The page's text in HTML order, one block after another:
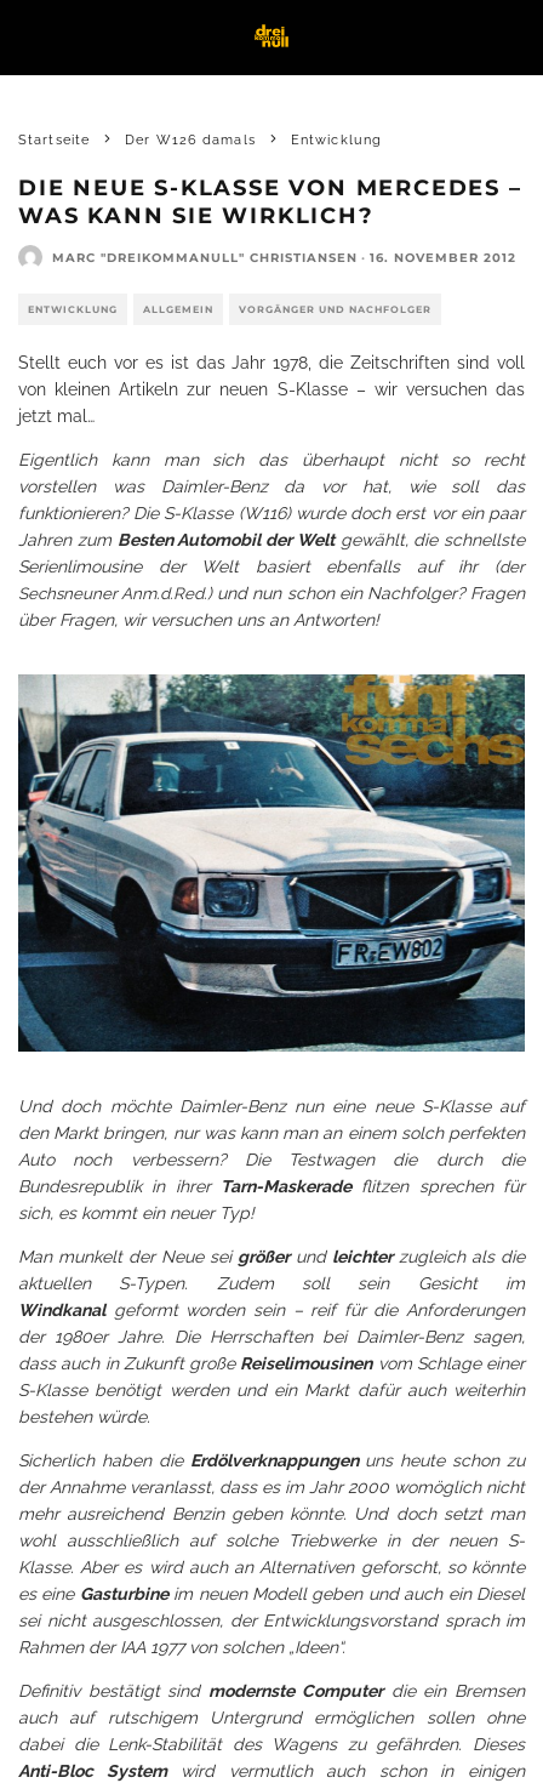
Startseite Der W126 damals Entwicklung
DIE NEUE S-KLASSE VON MERCEDES –
WAS KANN SIE WIRKLICH?
MARC "DREIKOMMANULL" CHRISTIANSEN · 16. NOVEMBER 2012
ENTWICKLUNG ALLGEMEIN VORGÄNGER UND NACHFOLGER
Stellt euch vor es ist das Jahr 1978, die Zeitschriften sind voll
von kleinen Artikeln zur neuen S-Klasse – wir versuchen das
jetzt mal…
Eigentlich kann man sich das überhaupt nicht so recht
vorstellen was Daimler-Benz da vor hat, wie soll das
funktionieren? Die S-Klasse (W116) wurde doch erst vor ein paar
Jahren zum Besten Automobil der Weltgewählt, die schnellste
Serienlimousine der Welt basiert ebenfalls auf ihr (der
Sechsneuner Anm.d.Red.) und nun schon ein Nachfolger? Fragen
über Fragen, wir versuchen uns an Antworten!
Und doch möchte Daimler-Benz nun eine neue S-Klasse auf
den Markt bringen, nur was kann man an einem solch perfekten
Auto noch verbessern? Die Testwagen die durch die
Bundesrepublik in ihrer Tarn-Maskeradeflitzen sprechen für
sich, es kommt ein neuer Typ!
Man munkelt der Neue sei größerund leichterzugleich als die
aktuellen S-Typen. Zudem soll sein Gesicht im
Windkanalgeformt worden sein – reif für die Anforderungen
der 1980er Jahre. Die Herrschaften bei Daimler-Benz sagen,
dass auch in Zukunft große Reiselimousinenvom Schlage einer
S-Klasse benötigt werden und ein Markt dafür auch weiterhin
bestehen würde.
Sicherlich haben die Erdölverknappungenuns heute schon zu
der Annahme veranlasst, dass es im Jahr 2000 womöglich nicht
mehr ausreichend Benzin geben könnte. Und doch setzt man
wohl ausschließlich auf solche Triebwerke in der neuen S-
Klasse. Aber es wird auch an Alternativen geforscht, so könnte
es eine Gasturbineim neuen Modellgeben und auch ein Diesel
sei nicht ausgeschlossen, der Entwicklungsvorstand sprach im
Rahmen der IAA 1977 von solchen „Ideen“.
Definitiv bestätigt sind modernste Computerdie ein Bremsen
auch auf rutschigem Untergrund ermöglichen sollen ohne
dabei die Lenk-Stabilität des Wagens zu gefährden. Dieses
Anti-Bloc Systemwird vermutlich auch schon in einigen